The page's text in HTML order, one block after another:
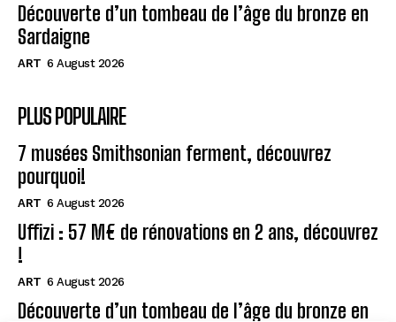
Découverte d’un tombeau de l’âge du bronze en
Sardaigne
ART 6 August 2026
PLUS POPULAIRE
7 musées Smithsonian ferment, découvrez
pourquoi!
ART 6 August 2026
Uffizi : 57 M€ de rénovations en 2 ans, découvrez
!
ART 6 August 2026
Découverte d’un tombeau de l’âge du bronze en